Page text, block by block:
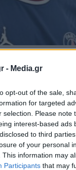
- Media.gr
opt-out of the sale,
for targeted
selection. Please
interest-based ads
to third
of your personal
This information may
Participants that may